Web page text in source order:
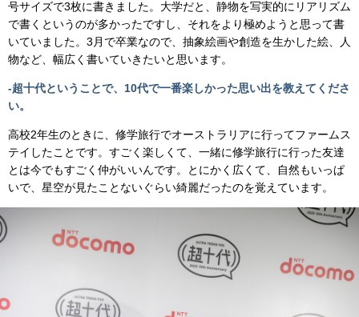
号サイズで3枚に書きました。大学だと、静物を写実的にリアリズム
で書くというのが多かったですし、それをより極めようと思って書
いていました。3月で卒業なので、抽象絵画や創造を生かした絵、人
物など、幅広く書いていきたいと思います。
-超十代ということで、10代で一番楽しかった思い出を教えてくださ
い。
高校2年生のときに、修学旅行でオーストラリアに行ってファームス
テイしたことです。すごく楽しくて、一緒に修学旅行に行った友達
とは今でもすごく仲がいいんです。とにかく広くて、自然もいっぱ
いで、星空が見たことないぐらい綺麗だったのを覚えています。